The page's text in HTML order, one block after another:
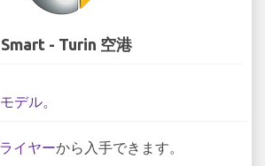
Smart - Turin 空港
デル。
イヤーから入手できます。